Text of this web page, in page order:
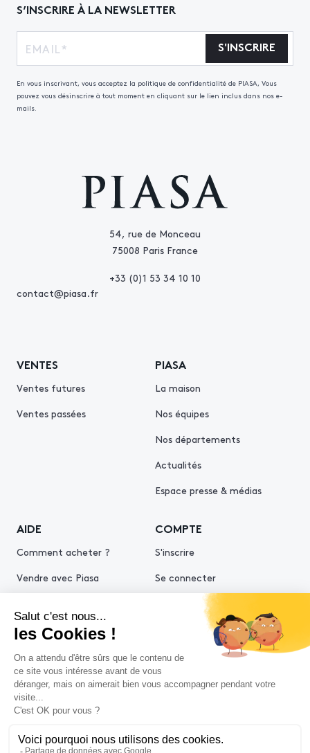
54, rue de Monceau
75008 Paris France
+33 (0)1 53 34 10 10
contact@piasa.fr
VENTES
Ventes futures
Ventes passées
PIASA
La maison
Nos équipes
Nos départements
Actualités
Espace presse & médias
AIDE
Comment acheter ?
Vendre avec Piasa
COMPTE
S'inscrire
Se connecter
S’INSCRIRE À LA NEWSLETTER
S'INSCRIRE
En vous inscrivant, vous acceptez la politique de confidentialité de PIASA, Vous
pouvez vous désinscrire à tout moment en cliquant sur le lien inclus dans nos e-
mails.
Politiques de confidentialitéPolitique cookies